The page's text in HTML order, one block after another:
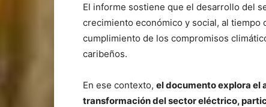
El informe sostiene que el desarrollo del
crecimiento económico y social, al tiempo
cumplimiento de los compromisos
caribeños.
En ese contexto, el documento explora el
transformación del sector eléctrico,